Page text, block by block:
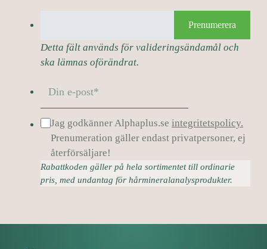
Detta fält används för valideringsändamål och
ska lämnas oförändrat.
Jag godkänner Alphaplus.se integritetspolicy.
Prenumeration gäller endast privatpersoner, ej
återförsäljare!
Rabattkoden gäller på hela sortimentet till ordinarie
pris, med undantag för hårmineralanalysprodukter.
Prenumerera